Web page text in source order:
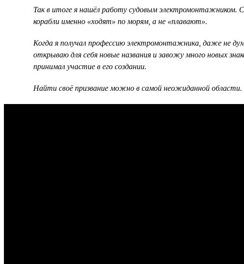
Так в итоге я нашёл работу судовым электромонтажником.
корабли именно «ходят» по морям, а не «плавают».
Когда я получал профессию электромонтажника, даже не
открываю для себя новые названия и завожу много новых
принимал участие в его создании.
Найти своё призвание можно в самой неожиданной области.